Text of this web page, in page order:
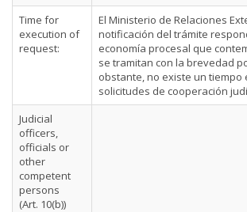
Time for
execution of
request:
El Ministerio de Relaciones
notificación del trámite
economía procesal que
se tramitan con la brevedad
obstante, no existe un
solicitudes de cooperación
Judicial
officers,
officials or
other
competent
persons
(Art. 10(b))